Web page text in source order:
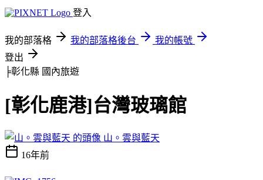
登入
我的部落格 我的部落格後台
我的帳號
登出
╞彰化縣 國內旅遊
[彰化鹿港]台灣玻璃館
山。雲與藍天
16年前